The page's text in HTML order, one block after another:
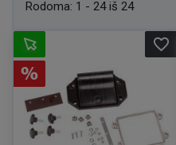
Rodoma: 1 - 24 iš 24
favorite_border